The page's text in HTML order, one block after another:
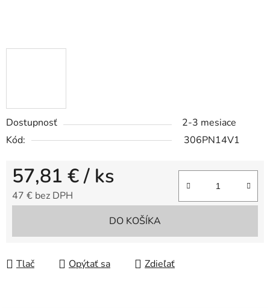
Dostupnosť
2-3 mesiace
Kód:
306PN14V1
57,81 €/ ks
47 € bez DPH
DO KOŠÍKA
Tlač Opýtať sa Zdieľať